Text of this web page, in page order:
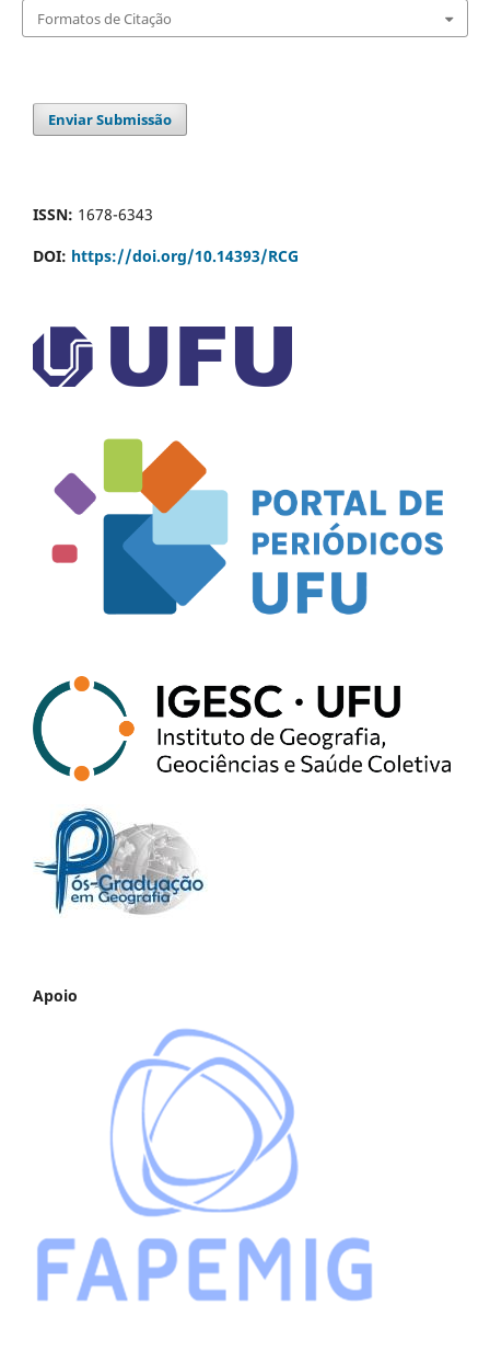
Formatos de Citação
Enviar Submissão
ISSN: 1678-6343
DOI: https://doi.org/10.14393/RCG
Apoio